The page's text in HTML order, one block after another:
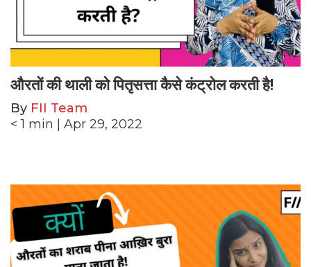
औरतों की थाली को पितृसत्ता कैसे कंट्रोल करती है!
By FII Team
< 1 min | Apr 29, 2022